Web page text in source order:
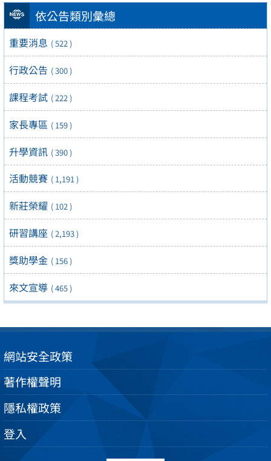
依公告類別彙總
重要消息 ( 522 )
行政公告 ( 300 )
課程考試 ( 222 )
家長專區 ( 159 )
升學資訊 ( 390 )
活動競賽 ( 1,191 )
新莊榮耀 ( 102 )
研習講座 ( 2,193 )
獎助學金 ( 156 )
來文宣導 ( 465 )
網站安全政策
著作權聲明
隱私權政策
登入